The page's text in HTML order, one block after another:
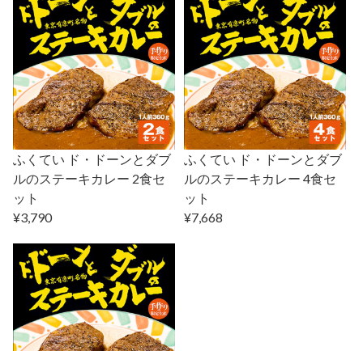
ふくてい ド・ドーンとダブ
ルのステーキカレー 2食セ
ット
¥3,790
ふくてい ド・ドーンとダブ
ルのステーキカレー 4食セ
ット
¥7,668